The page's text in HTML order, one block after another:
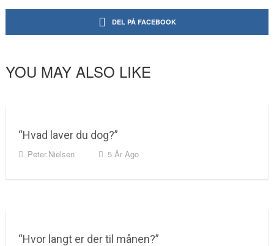
DEL PÅ FACEBOOK
YOU MAY ALSO LIKE
“Hvad laver du dog?”
Peter.nielsen 5 År Ago
“Hvor langt er der til månen?”